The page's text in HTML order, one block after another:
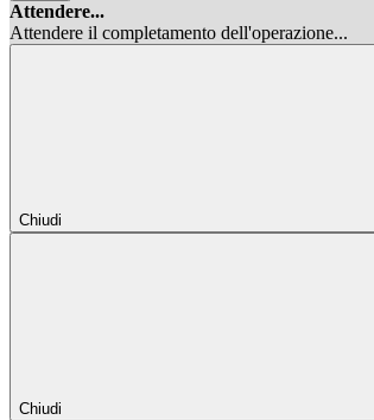
Attendere...
Attendere il completamento dell'operazione...
Chiudi
Chiudi